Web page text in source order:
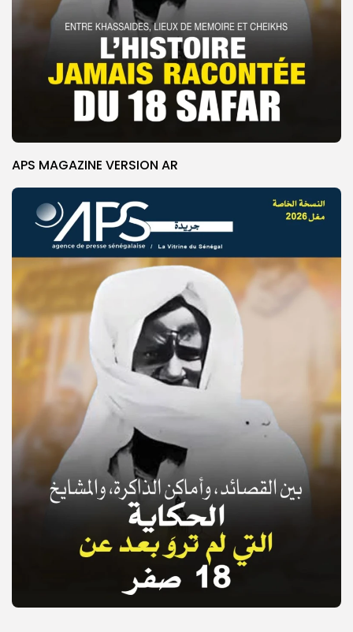
© Copyright 2025, APS
APS MAGAZINE VERSION AR